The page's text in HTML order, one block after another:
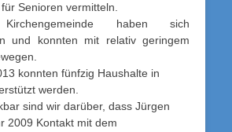
Senioren vermitteln.
haben sich
und konnten mit relativ geringem
konnten fünfzig Haushalte in
werden.
sind wir darüber, dass Jürgen
2009 Kontakt mit dem